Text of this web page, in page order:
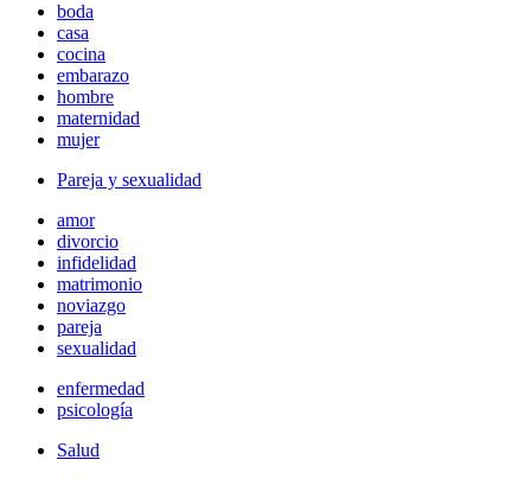
boda
casa
cocina
embarazo
hombre
maternidad
mujer
Pareja y sexualidad
amor
divorcio
infidelidad
matrimonio
noviazgo
pareja
sexualidad
enfermedad
psicología
Salud